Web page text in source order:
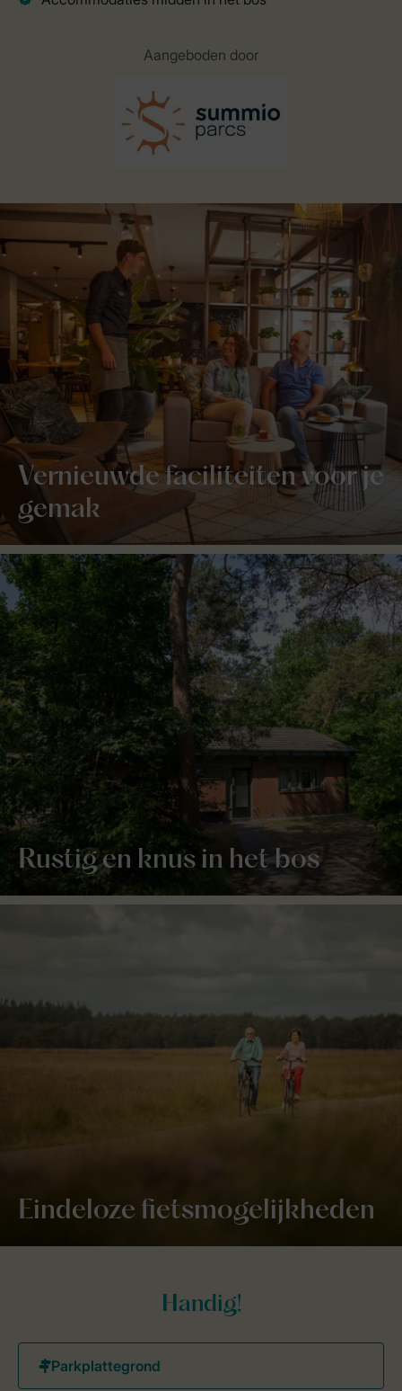
Aangeboden door
Vernieuwde faciliteiten voor je
gemak
Rustig en knus in het bos
Eindeloze fietsmogelijkheden
Handig!